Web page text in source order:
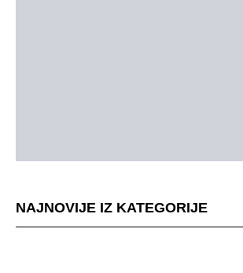
NAJNOVIJE IZ KATEGORIJE